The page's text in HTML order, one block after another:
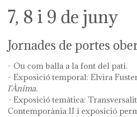
7, 8 i 9 de juny
Jornades de portes
- Ou com balla a la font del pati.
- Exposició temporal: Elvira
l'Ànima.
- Exposició temàtica:
Contemporània II i exposició